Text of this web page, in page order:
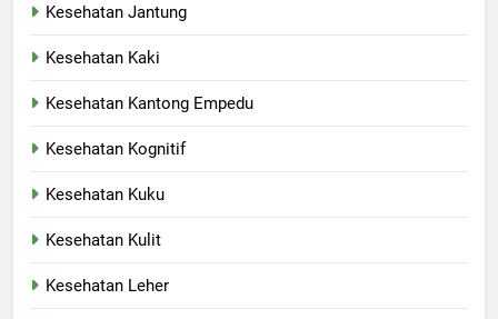
Kesehatan Jantung
Kesehatan Kaki
Kesehatan Kantong Empedu
Kesehatan Kognitif
Kesehatan Kuku
Kesehatan Kulit
Kesehatan Leher